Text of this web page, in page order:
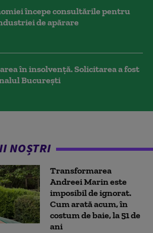
începe consultările pentru
de apărare
în insolvență. Solicitarea a fost
București
NOȘTRI
Transformarea
Andreei Marin este
imposibil de ignorat.
Cum arată acum, în
costum de baie, la 51 de
ani